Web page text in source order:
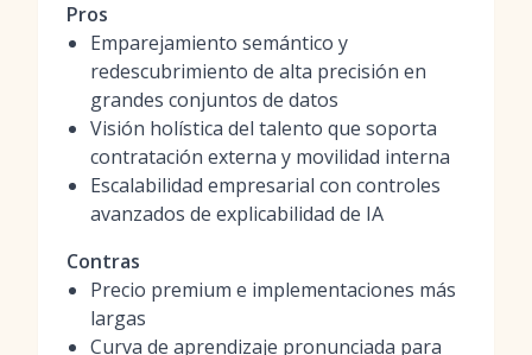
Pros
Emparejamiento semántico y
redescubrimiento de alta precisión en
grandes conjuntos de datos
Visión holística del talento que soporta
contratación externa y movilidad interna
Escalabilidad empresarial con controles
avanzados de explicabilidad de IA
Contras
Precio premium e implementaciones más
largas
Curva de aprendizaje pronunciada para